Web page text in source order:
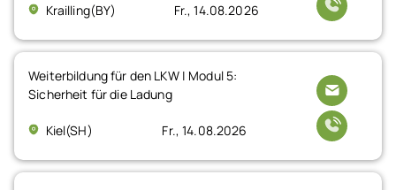
Krailling(BY) Fr., 14.08.2026
Weiterbildung für den LKW | Modul 5:
Sicherheit für die Ladung
Kiel(SH) Fr., 14.08.2026